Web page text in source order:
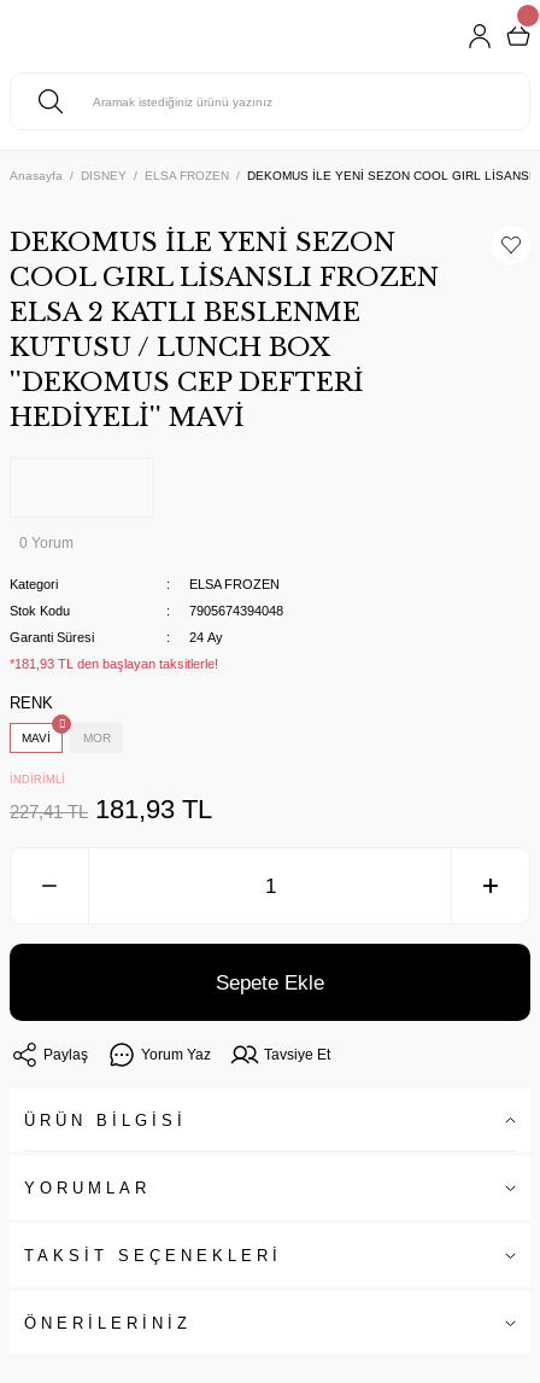
Anasayfa DISNEY ELSA FROZEN DEKOMUS İLE YENİ SEZON COOL GIRL
DEKOMUS İLE YENİ SEZON
COOL GIRL LİSANSLI FROZEN
ELSA 2 KATLI BESLENME
KUTUSU / LUNCH BOX
''DEKOMUS CEP DEFTERİ
HEDİYELİ'' MAVİ
0 Yorum
Kategori
ELSA FROZEN
Stok Kodu
7905674394048
Garanti Süresi
24 Ay
*181,93 TL den başlayan taksitlerle!
RENK
MAVİ MOR
İNDİRİMLİ
227,41 TL 181,93 TL
Sepete Ekle
Paylaş Yorum Yaz Tavsiye Et
ÜRÜN BİLGİSİ
YORUMLAR
TAKSİT SEÇENEKLERİ
ÖNERİLERİNİZ